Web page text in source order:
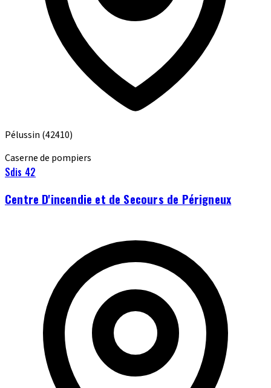
Pélussin (42410)
Caserne de pompiers
Sdis 42
Centre D'incendie et de Secours de Périgneux